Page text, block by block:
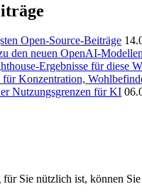
Open-Source-Beiträge
den neuen OpenAI-
Ergebnisse für diese
Konzentration,
Nutzungsgrenzen für KI
für Sie nützlich ist, können Sie